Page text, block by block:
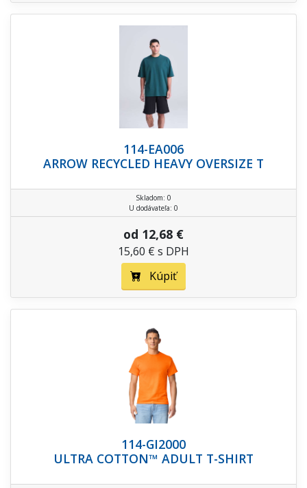
114-EA006
ARROW RECYCLED HEAVY OVERSIZE T
Skladom: 0
U dodávateľa: 0
od 12,68 €
15,60 € s DPH
Kúpiť
114-GI2000
ULTRA COTTON™ ADULT T-SHIRT